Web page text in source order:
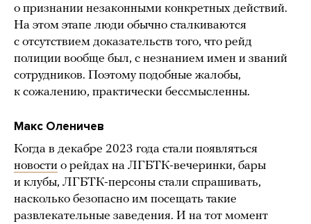
о признании незаконными конкретных действий.
На этом этапе люди обычно сталкиваются
с отсутствием доказательств того, что рейд
полиции вообще был, с незнанием имен и званий
сотрудников. Поэтому подобные жалобы,
к сожалению, практически бессмысленны.
Макс Оленичев
Когда в декабре 2023 года стали появляться
новости о рейдах на ЛГБТК-вечеринки, бары
и клубы, ЛГБТК-персоны стали спрашивать,
насколько безопасно им посещать такие
развлекательные заведения. И на тот момент